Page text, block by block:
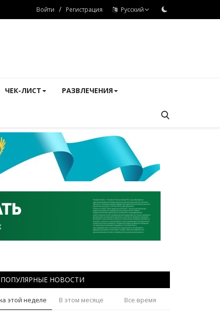
Войти / Регистрация Русский
ЧЕК-ЛИСТ РАЗВЛЕЧЕНИЯ
ПОПУЛЯРНЫЕ НОВОСТИ
этой неделе В этом месяце Все время